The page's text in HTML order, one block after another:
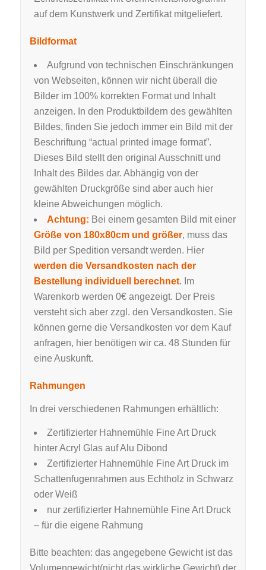
auf dem Kunstwerk und Zertifikat mitgeliefert.
Bildformat
Aufgrund von technischen Einschränkungen
von Webseiten, können wir nicht überall die
Bilder im 100% korrekten Format und Inhalt
anzeigen. In den Produktbildern des gewählten
Bildes, finden Sie jedoch immer ein Bild mit der
Beschriftung “actual printed image format”.
Dieses Bild stellt den original Ausschnitt und
Inhalt des Bildes dar. Abhängig von der
gewählten Druckgröße sind aber auch hier
kleine Abweichungen möglich.
Achtung: Bei einem gesamten Bild mit einer
Größe von 180x80cm und größer, muss das
Bild per Spedition versandt werden. Hier
werden die Versandkosten nach der
Bestellung individuell berechnet. Im
Warenkorb werden 0€ angezeigt. Der Preis
versteht sich aber zzgl. den Versandkosten. Sie
können gerne die Versandkosten vor dem Kauf
anfragen, hier benötigen wir ca. 48 Stunden für
eine Auskunft.
Rahmungen
In drei verschiedenen Rahmungen erhältlich:
Zertifizierter Hahnemühle Fine Art Druck
hinter Acryl Glas auf Alu Dibond
Zertifizierter Hahnemühle Fine Art Druck im
Schattenfugenrahmen aus Echtholz in Schwarz
oder Weiß
nur zertifizierter Hahnemühle Fine Art Druck
– für die eigene Rahmung
Bitte beachten: das angegebene Gewicht ist das
Volumengewicht(nicht das wirkliche Gewicht) der